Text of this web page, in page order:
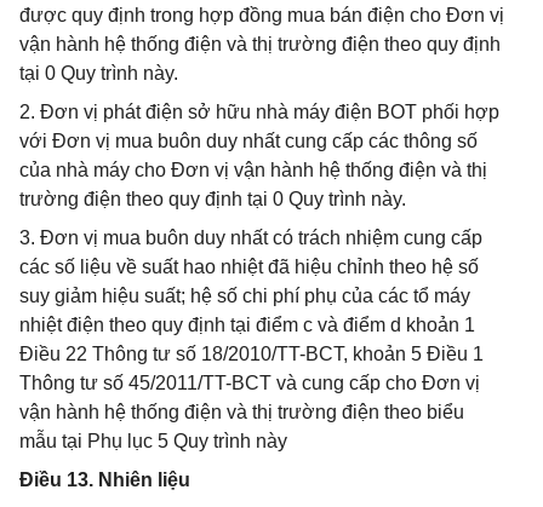
được quy định trong hợp đồng mua bán điện cho Đơn vị
vận hành hệ thống điện và thị trường điện theo quy định
tại 0 Quy trình này.
2. Đơn vị phát điện sở hữu nhà máy điện BOT phối hợp
với Đơn vị mua buôn duy nhất cung cấp các thông số
của nhà máy cho Đơn vị vận hành hệ thống điện và thị
trường điện theo quy định tại 0 Quy trình này.
3. Đơn vị mua buôn duy nhất có trách nhiệm cung cấp
các số liệu về suất hao nhiệt đã hiệu chỉnh theo hệ số
suy giảm hiệu suất; hệ số chi phí phụ của các tổ máy
nhiệt điện theo quy định tại điểm c và điểm d khoản 1
Điều 22 Thông tư số 18/2010/TT-BCT, khoản 5 Điều 1
Thông tư số 45/2011/TT-BCT và cung cấp cho Đơn vị
vận hành hệ thống điện và thị trường điện theo biểu
mẫu tại Phụ lục 5 Quy trình này
Điều 13. Nhiên liệu